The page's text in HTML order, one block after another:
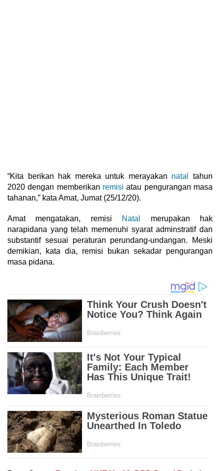
“Kita berikan hak mereka untuk merayakan natal
tahun
2020 dengan memberikan remisi atau pengurangan masa
tahanan,” kata Amat, Jumat (25/12/20).
Amat mengatakan, remisi Natal
merupakan hak
narapidana yang telah memenuhi syarat adminstratif dan
substantif sesuai peraturan perundang-undangan. Meski
demikian, kata dia, remisi bukan sekadar pengurangan
masa pidana.